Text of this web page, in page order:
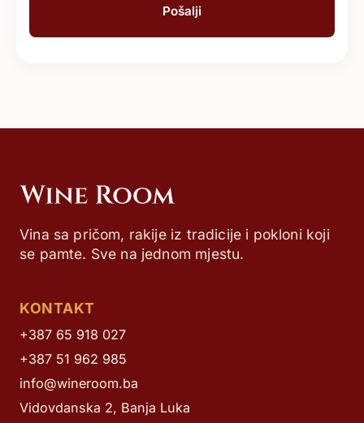
Vina sa pričom, rakije iz tradicije i pokloni koji
se pamte. Sve na jednom mjestu.
KONTAKT
+387 65 918 027
+387 51 962 985
info@wineroom.ba
Vidovdanska 2, Banja Luka